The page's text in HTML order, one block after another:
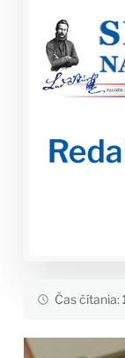
Čas čítania: